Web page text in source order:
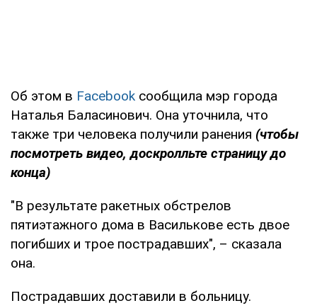
Об этом в Facebook сообщила мэр города
Наталья Баласинович. Она уточнила, что
также три человека получили ранения (чтобы
посмотреть видео, доскролльте страницу до
конца)
"В результате ракетных обстрелов
пятиэтажного дома в Василькове есть двое
погибших и трое пострадавших", – сказала
она.
Пострадавших доставили в больницу.